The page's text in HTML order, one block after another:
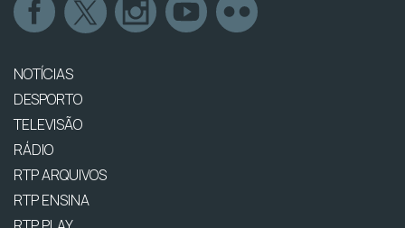
NOTÍCIAS
DESPORTO
TELEVISÃO
RÁDIO
RTP ARQUIVOS
RTP ENSINA